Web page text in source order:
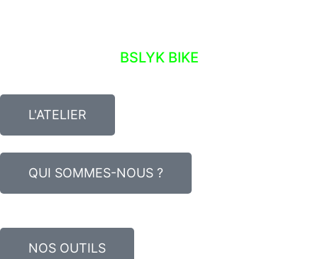
BSLYK BIKE
L'ATELIER
QUI SOMMES-NOUS ?
NOS OUTILS